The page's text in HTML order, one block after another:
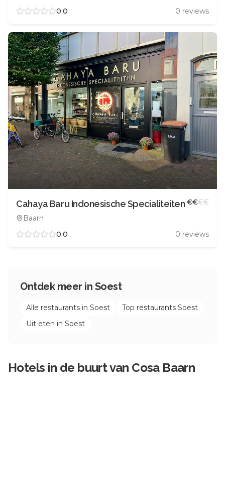
0.0 0 reviews
Cahaya Baru Indonesische Specialiteiten
Baarn
€€€€
0.0 0 reviews
Ontdek meer in Soest
Alle restaurants in Soest Top restaurants Soest
Uit eten in Soest
Hotels in de buurt van Cosa Baarn